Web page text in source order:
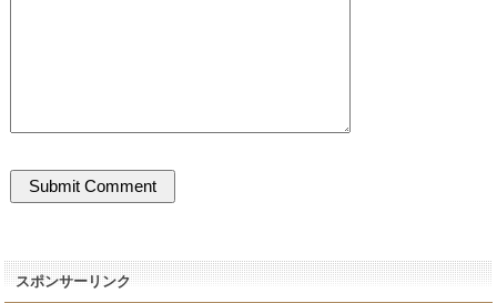
スポンサーリンク